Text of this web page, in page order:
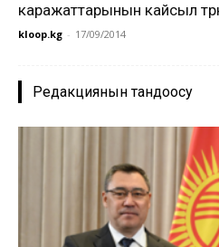
каражаттарынын кайсыл
kloop.kg - 17/09/2014
Редакциянын тандоосу